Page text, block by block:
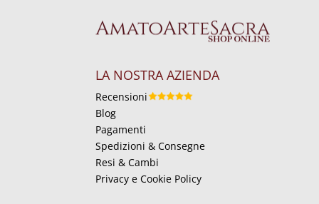
LA NOSTRA AZIENDA
Recensioni
Blog
Pagamenti
Spedizioni & Consegne
Resi & Cambi
Privacy e Cookie Policy